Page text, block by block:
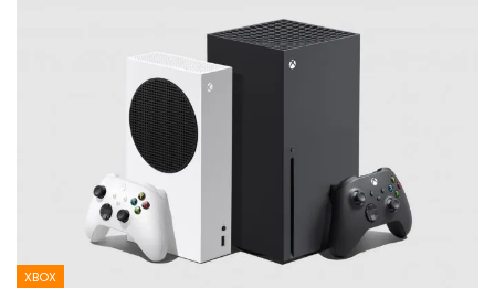
XBOX